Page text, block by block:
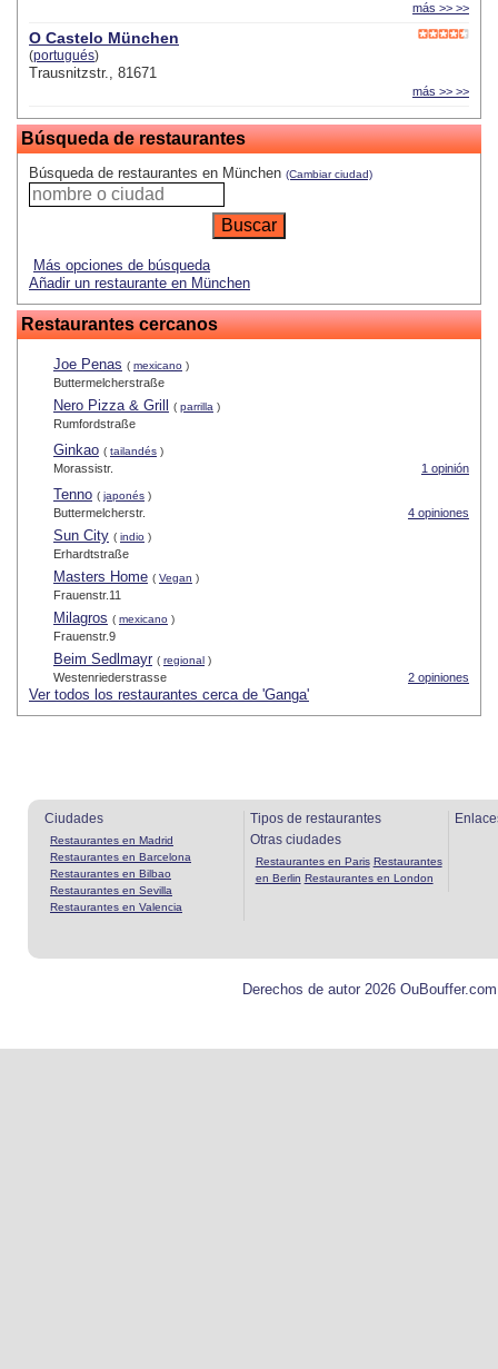
más >> >>
O Castelo München
(portugués)
Trausnitzstr., 81671
más >> >>
Búsqueda de restaurantes
Búsqueda de restaurantes en München (Cambiar ciudad)
Más opciones de búsqueda
Añadir un restaurante en München
Restaurantes cercanos
Joe Penas ( mexicano )
Buttermelcherstraße
Nero Pizza & Grill ( parrilla )
Rumfordstraße
Ginkao ( tailandés )
1 opinión
Morassistr.
Tenno ( japonés )
4 opiniones
Buttermelcherstr.
Sun City ( indio )
Erhardtstraße
Masters Home ( Vegan )
Frauenstr.11
Milagros ( mexicano )
Frauenstr.9
Beim Sedlmayr ( regional )
2 opiniones
Westenriederstrasse
Ver todos los restaurantes cerca de 'Ganga'
Ciudades
Restaurantes en Madrid
Restaurantes en Barcelona
Restaurantes en Bilbao
Restaurantes en Sevilla
Restaurantes en Valencia
Tipos de restaurantes
Otras ciudades
Restaurantes en Paris Restaurantes
en Berlin Restaurantes en London
Derechos de autor 2026